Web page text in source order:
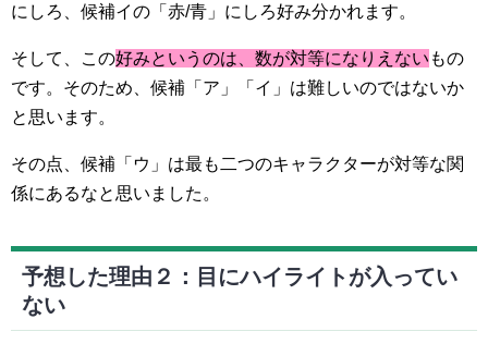
にしろ、候補イの「赤/青」にしろ好み分かれます。
そして、この好みというのは、数が対等になりえない もの
です。そのため、候補「ア」「イ」は難しいのではないか
と思います。
その点、候補「ウ」は最も二つのキャラクターが対等な関
係にあるなと思いました。
予想した理由２：目にハイライトが入ってい
ない